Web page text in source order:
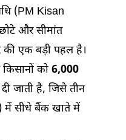
(PM Kisan
और सीमांत
की एक बड़ी पहल है।
को 6,000
जाती है, जिसे तीन
में सीधे बैंक खाते में